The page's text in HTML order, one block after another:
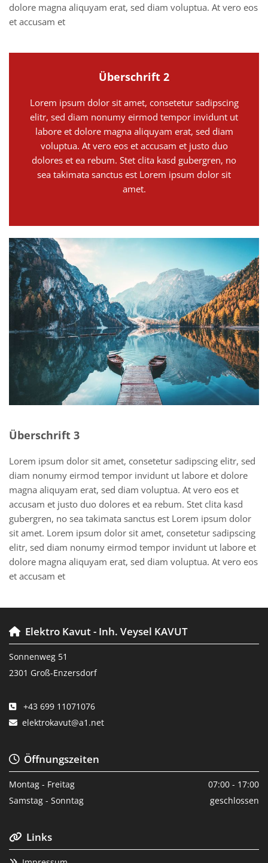
dolore magna aliquyam erat, sed diam voluptua. At vero eos
et accusam et
Überschrift 2
Lorem ipsum dolor sit amet, consetetur sadipscing
elitr, sed diam nonumy eirmod tempor invidunt ut
labore et dolore magna aliquyam erat, sed diam
voluptua. At vero eos et accusam et justo duo
dolores et ea rebum. Stet clita kasd gubergren, no
sea takimata sanctus est Lorem ipsum dolor sit
amet.
Überschrift 3
Lorem ipsum dolor sit amet, consetetur sadipscing elitr, sed
diam nonumy eirmod tempor invidunt ut labore et dolore
magna aliquyam erat, sed diam voluptua. At vero eos et
accusam et justo duo dolores et ea rebum. Stet clita kasd
gubergren, no sea takimata sanctus est Lorem ipsum dolor
sit amet. Lorem ipsum dolor sit amet, consetetur sadipscing
elitr, sed diam nonumy eirmod tempor invidunt ut labore et
dolore magna aliquyam erat, sed diam voluptua. At vero eos
et accusam et
 Elektro Kavut - Inh. Veysel KAVUT
Sonnenweg 51
2301 Groß-Enzersdorf
 +43 699 11071076
 elektrokavut@a1.net
Öffnungszeiten
Montag - Freitag
07:00 - 17:00
Samstag - Sonntag
geschlossen
 Links